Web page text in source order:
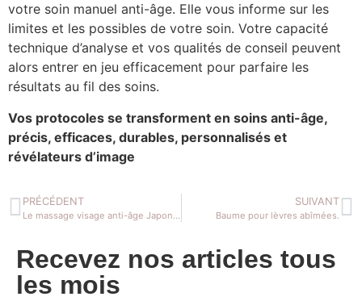
votre soin manuel anti-âge. Elle vous informe sur les
limites et les possibles de votre soin. Votre capacité
technique d’analyse et vos qualités de conseil peuvent
alors entrer en jeu efficacement pour parfaire les
résultats au fil des soins.
Vos protocoles se transforment en soins anti-âge,
précis, efficaces, durables, personnalisés et
révélateurs d’image
PRÉCÉDENT
Le massage visage anti-âge Japonais : un soin d’exception.
SUIVANT
Baume pour lèvres abîmées.
Recevez nos articles tous
les mois